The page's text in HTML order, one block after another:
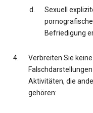
Sexuell
Befriedigung
Verbreiten Sie
Aktivitäten, die
gehören: